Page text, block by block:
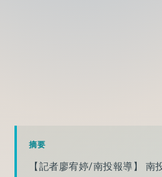
摘要
【記者廖宥婷/南投報導】